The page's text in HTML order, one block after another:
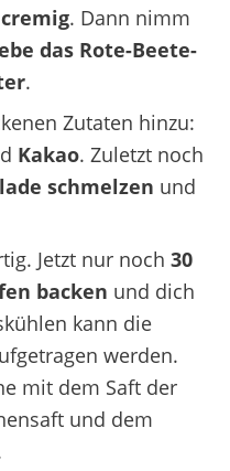
cremig. Dann nimm
das Rote-Beete-
.
Zutaten hinzu:
Kakao. Zuletzt noch
schmelzen und
Jetzt nur noch 30
backen und dich
kann die
werden.
mit dem Saft der
und dem